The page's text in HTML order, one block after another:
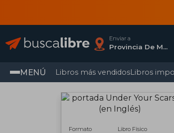
Enviar a
Provincia De Madrid
MENÚ Libros más vendidosLibros
Formato
Libro Físico